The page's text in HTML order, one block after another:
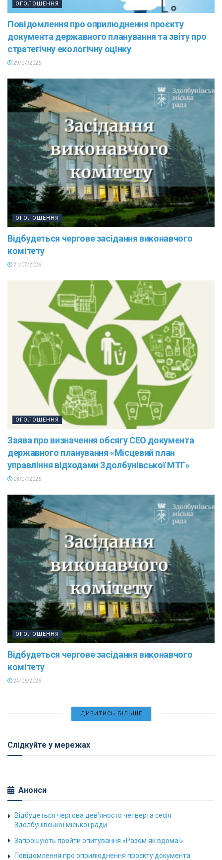
ОГОЛОШЕННЯ
Повідомлення про оприлюднення проєкту
документа державного планування та звіту про
стратегічну екологічну оцінку
29/07/2026
ОГОЛОШЕННЯ
Відбудеться чергове засідання виконавчого
комітету
21/07/2026
ОГОЛОШЕННЯ
Заява про визначення обсягу СЕО документа
державного планування «Місцевий план
управління відходами Здолбунівської МТГ»
03/07/2026
ОГОЛОШЕННЯ
Відбудеться чергове засідання виконавчого
комітету
24/06/2026
ДИВИТИСЬ БІЛЬШЕ
Слідкуйте у мережах
Анонси
Відбудеться чергова дев’яносто четверта сесія
Здолбунівської міської ради
Запрошують пройти опитування «Разом як вдома!»
Повідомлення про оприлюднення проєкту документа